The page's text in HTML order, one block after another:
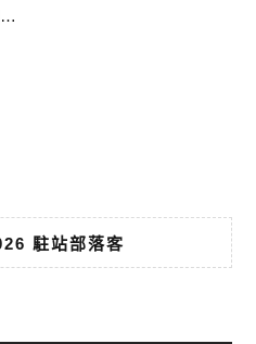
駐站部落客